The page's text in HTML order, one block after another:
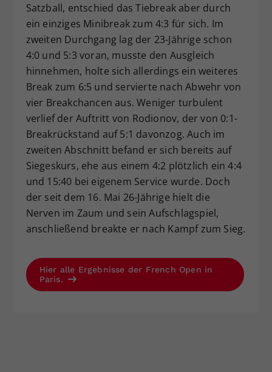
Satzball, entschied das Tiebreak aber durch
ein einziges Minibreak zum 4:3 für sich. Im
zweiten Durchgang lag der 23-Jährige schon
4:0 und 5:3 voran, musste den Ausgleich
hinnehmen, holte sich allerdings ein weiteres
Break zum 6:5 und servierte nach Abwehr von
vier Breakchancen aus. Weniger turbulent
verlief der Auftritt von Rodionov, der von 0:1-
Breakrückstand auf 5:1 davonzog. Auch im
zweiten Abschnitt befand er sich bereits auf
Siegeskurs, ehe aus einem 4:2 plötzlich ein 4:4
und 15:40 bei eigenem Service wurde. Doch
der seit dem 16. Mai 26-Jährige hielt die
Nerven im Zaum und sein Aufschlagspiel,
anschließend breakte er nach Kampf zum Sieg.
Hier alle Ergebnisse der French Open in
Paris.